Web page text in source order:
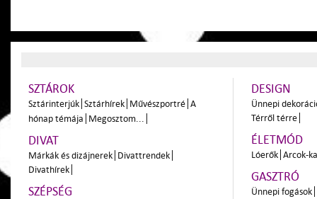
SZTÁROK
Sztárinterjúk Sztárhírek Művészportré A
hónap témája Megosztom...
DIVAT
Márkák és dizájnerek Divattrendek
Divathírek
SZÉPSÉG
DESIGN
Ünnepi
Térről térre
ÉLETMÓD
Lóerők Arcok-
GASZTRÓ
Ünnepi fogások